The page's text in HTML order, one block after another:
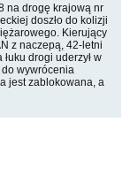
na drogę krajową nr
doszło do kolizji
Kierujący
z naczepą, 42-letni
drogi uderzył w
wywrócenia
jest zablokowana, a